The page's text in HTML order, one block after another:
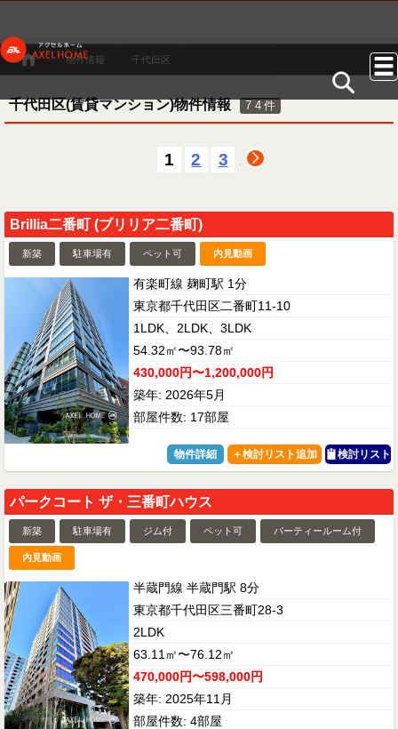
物件情報 千代田区
千代田区(賃貸マンション)物件情報 74 件
1 2 3 .
Brillia二番町 (ブリリア二番町)
新築 駐車場有 ペット可 内見動画
有楽町線 麹町駅 1分
東京都千代田区二番町11-10
1LDK、2LDK、3LDK
54.32㎡〜93.78㎡
430,000円〜1,200,000円
築年: 2026年5月
部屋件数: 17部屋
物件詳細 検討リスト
パークコート ザ・三番町ハウス
新築 駐車場有 ジム付 ペット可 パーティールーム付
内見動画
半蔵門線 半蔵門駅 8分
東京都千代田区三番町28-3
2LDK
63.11㎡〜76.12㎡
470,000円〜598,000円
築年: 2025年11月
部屋件数: 4部屋